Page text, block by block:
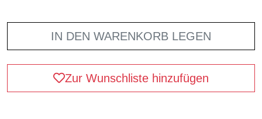
IN DEN WARENKORB LEGEN
Zur Wunschliste hinzufügen